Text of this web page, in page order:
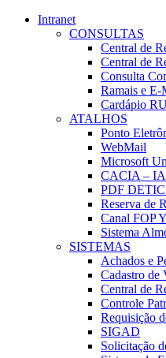
Intranet
CONSULTAS
Central de
Central de
Consulta
Ramais e E-
Cardápio
ATALHOS
Ponto
WebMail
Microsoft
CACIA – IA
PDF DETIC
Reserva de
Canal FOP
Sistema
SISTEMAS
Achados e
Cadastro de
Central de
Controle
Requisição
SIGAD
Solicitação